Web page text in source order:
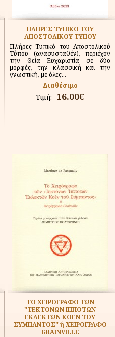
ΠΛΗΡΕΣ ΤΥΠΙΚΟ ΤΟΥ
ΑΠΟΣΤΟΛΙΚΟΥ ΤΥΠΟΥ
Πλήρες Τυπικό του Αποστολικού
Τύπου (ανασυσταθέν), περιέχον
την Θεία Ευχαριστία σε δύο
μορφές, την κλασσική και την
γνωστική, με όλες...
Διαθέσιμο
Τιμή: 16.00€
ΤΟ ΧΕΙΡΟΓΡΑΦΟ ΤΩΝ
"ΤΕΚΤΟΝΩΝ ΙΠΠΟΤΩΝ
ΕΚΛΕΚΤΩΝ ΚΟΕΝ ΤΟΥ
ΣΥΜΠΑΝΤΟΣ" ή ΧΕΙΡΟΓΡΑΦΟ
GRAINVILLE